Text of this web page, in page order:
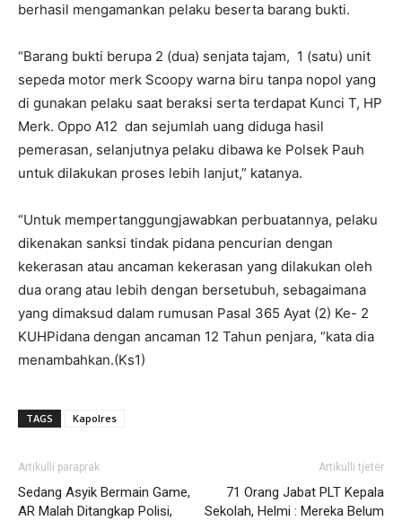
berhasil mengamankan pelaku beserta barang bukti.
“Barang bukti berupa 2 (dua) senjata tajam, 1 (satu) unit
sepeda motor merk Scoopy warna biru tanpa nopol yang
di gunakan pelaku saat beraksi serta terdapat Kunci T, HP
Merk. Oppo A12 dan sejumlah uang diduga hasil
pemerasan, selanjutnya pelaku dibawa ke Polsek Pauh
untuk dilakukan proses lebih lanjut,” katanya.
“Untuk mempertanggungjawabkan perbuatannya, pelaku
dikenakan sanksi tindak pidana pencurian dengan
kekerasan atau ancaman kekerasan yang dilakukan oleh
dua orang atau lebih dengan bersetubuh, sebagaimana
yang dimaksud dalam rumusan Pasal 365 Ayat (2) Ke- 2
KUHPidana dengan ancaman 12 Tahun penjara, “kata dia
menambahkan.(Ks1)
TAGS Kapolres
Artikulli paraprak
Sedang Asyik Bermain Game,
AR Malah Ditangkap Polisi,
Artikulli tjetër
71 Orang Jabat PLT Kepala
Sekolah, Helmi : Mereka Belum